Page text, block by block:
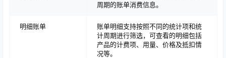
周期的账单消费信息。
明细账单
账单明细支持按照不同的统计项和统
计周期进行筛选，可查看的明细包括
产品的计费项、用量、价格及抵扣情
况等。